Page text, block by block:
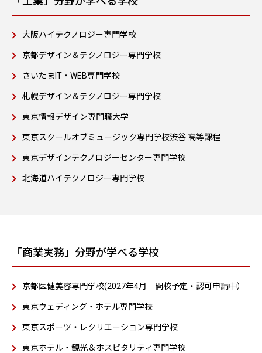
大阪ハイテクノロジー専門学校
京都デザイン＆テクノロジー専門学校
さいたまIT・WEB専門学校
札幌デザイン＆テクノロジー専門学校
東京情報デザイン専門職大学
東京スクールオブミュージック専門学校渋谷 高等課程
東京デザインテクノロジーセンター専門学校
北海道ハイテクノロジー専門学校
「商業実務」分野が学べる学校
京都医健美容専門学校(2027年4月 開校予定・認可申請中）
東京ウェディング・ホテル専門学校
東京スポーツ・レクリエーション専門学校
東京ホテル・観光＆ホスピタリティ専門学校